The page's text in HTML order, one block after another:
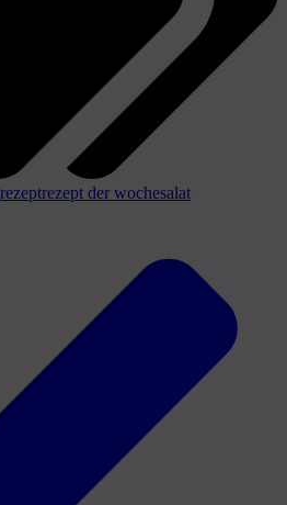
rezeptrezept der wochesalat